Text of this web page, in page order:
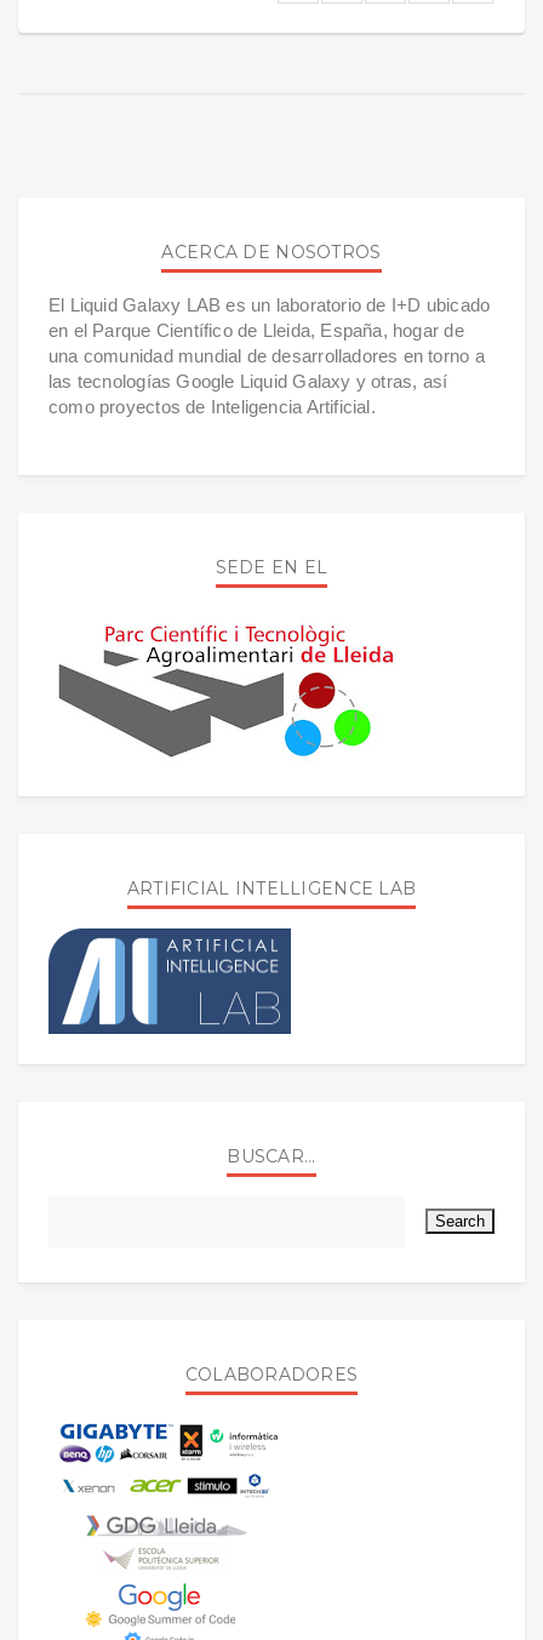
ACERCA DE NOSOTROS
El Liquid Galaxy LAB es un laboratorio de I+D ubicado
en el Parque Científico de Lleida, España, hogar de
una comunidad mundial de desarrolladores en torno a
las tecnologías Google Liquid Galaxy y otras, así
como proyectos de Inteligencia Artificial.
SEDE EN EL
ARTIFICIAL INTELLIGENCE LAB
BUSCAR...
COLABORADORES